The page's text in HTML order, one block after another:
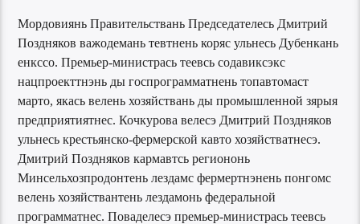
Мордовиянь Правительствань Председателесь Дмитрий
Поздняков важодемань тевтнень коряс ульнесь Дубенкань
енкссо. Премьер-министрась теевсь содавиксэкс
нацпроекттнэнь ды госпрограмматнень топавтомаст
марто, якась велень хозяйствань ды промышленной зярыя
предприятиятнес. Кочкурова велесэ Дмитрий Поздняков
ульнесь крестьянско-фермерской кавто хозяйстватнесэ.
Дмитрий Поздняков кармавтсь региононь
Минсельхозпродонтень лездамс фермертнэнень понгомс
велень хозяйствантень лездамонь федеральной
программатнес. Поваделесэ премьер-министрась теевсь